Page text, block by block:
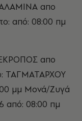
απο
από: 08:00 πμ
απο
ΤΑΓΜΑΤΑΡΧΟΥ
μμ Μονά/Ζυγά
08:00 πμ